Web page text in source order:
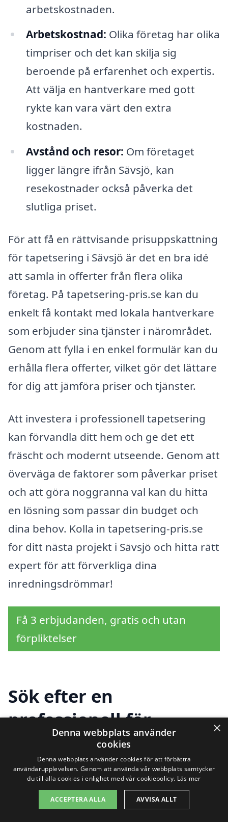
arbetskostnaden.
Arbetskostnad: Olika företag har olika
timpriser och det kan skilja sig
beroende på erfarenhet och expertis.
Att välja en hantverkare med gott
rykte kan vara värt den extra
kostnaden.
Avstånd och resor: Om företaget
ligger längre ifrån Sävsjö, kan
resekostnader också påverka det
slutliga priset.
För att få en rättvisande prisuppskattning
för tapetsering i Sävsjö är det en bra idé
att samla in offerter från flera olika
företag. På tapetsering-pris.se kan du
enkelt få kontakt med lokala hantverkare
som erbjuder sina tjänster i närområdet.
Genom att fylla i en enkel formulär kan du
erhålla flera offerter, vilket gör det lättare
för dig att jämföra priser och tjänster.
Att investera i professionell tapetsering
kan förvandla ditt hem och ge det ett
fräscht och modernt utseende. Genom att
överväga de faktorer som påverkar priset
och att göra noggranna val kan du hitta
en lösning som passar din budget och
dina behov. Kolla in tapetsering-pris.se
för ditt nästa projekt i Sävsjö och hitta rätt
expert för att förverkliga dina
inredningsdrömmar!
Få 3 erbjudanden, gratis och utan
förpliktelser
Sök efter en
professionell för
tapetsering i andra
städer nära Sävsjö
Att hitta rätt leverantör för tapetsering i
×
Denna webbplats använder
cookies
Denna webbplats använder cookies för att förbättra
användarupplevelsen. Genom att använda vår webbplats samtycker
du till alla cookies i enlighet med vår cookiepolicy. Läs mer
ACCEPTERA ALLA AVVISA ALLT